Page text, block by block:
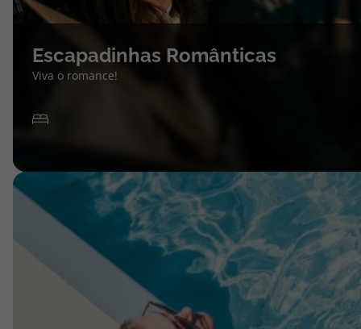
Escapadinhas Românticas
Viva o romance!